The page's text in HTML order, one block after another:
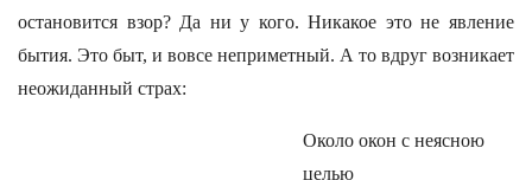
остановится взор? Да ни у кого. Никакое это не явление
бытия. Это быт, и вовсе неприметный. А то вдруг возникает
неожиданный страх:
Около окон с неясною
целью